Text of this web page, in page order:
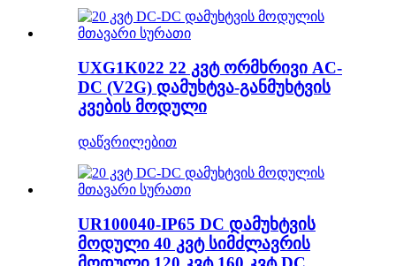
UXG1K022 22 კვტ ორმხრივი AC-
DC (V2G) დამუხტვა-განმუხტვის
კვების მოდული
დაწვრილებით
UR100040-IP65 DC დამუხტვის
მოდული 40 კვტ სიმძლავრის